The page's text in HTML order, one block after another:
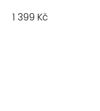
1 399 Kč